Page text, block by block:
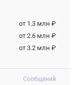
Сообщений
от 1.3 млн ₽
от 2.6 млн ₽
от 3.2 млн ₽